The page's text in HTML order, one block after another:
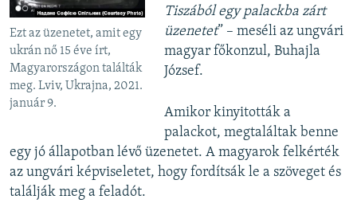
Ezt az üzenetet, amit egy
ukrán nő 15 éve írt,
Magyarországon találták
meg. Lviv, Ukrajna, 2021.
január 9.
Tiszából egy palackba zárt
üzenetet” – meséli az ungvári
magyar főkonzul, Buhajla
József.
Amikor kinyitották a
palackot, megtaláltak benne
egy jó állapotban lévő üzenetet. A magyarok felkérték
az ungvári képviseletet, hogy fordítsák le a szöveget és
találják meg a feladót.